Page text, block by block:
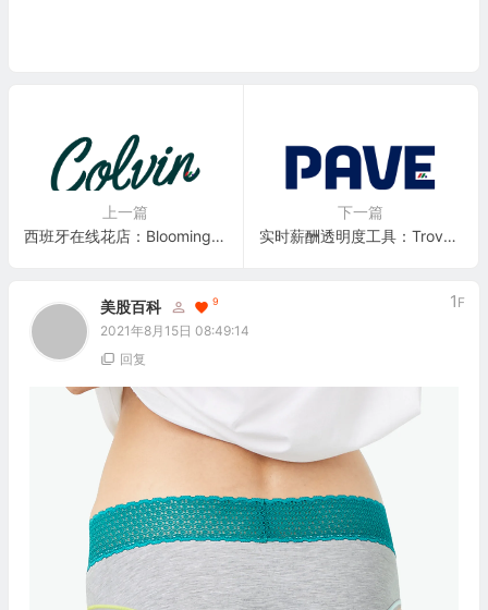
上一篇
西班牙在线花店：Blooming Experience (The Colvin Co.)
下一篇
实时薪酬透明度工具：Trove Information Technologies (Pave)
美股百科 9
2021年8月15日 08:49:14
1 F
回复